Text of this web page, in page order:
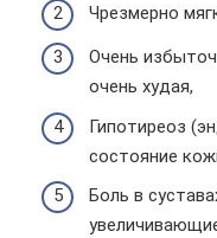
Чрезмерно
Очень
очень худая,
Гипотиреоз
состояние
Боль в